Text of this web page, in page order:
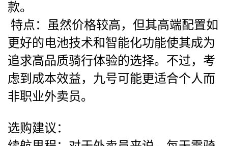
款。
特点：虽然价格较高，但其高端配置如
更好的电池技术和智能化功能使其成为
追求高品质骑行体验的选择。不过，考
虑到成本效益，九号可能更适合个人而
非职业外卖员。
选购建议：